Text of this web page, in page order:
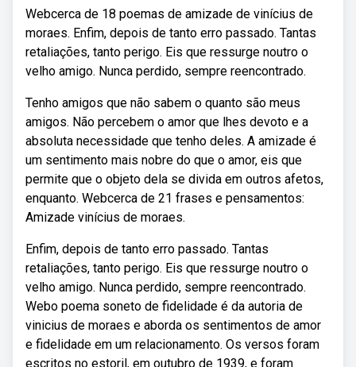
Webcerca de 18 poemas de amizade de vinícius de
moraes. Enfim, depois de tanto erro passado. Tantas
retaliações, tanto perigo. Eis que ressurge noutro o
velho amigo. Nunca perdido, sempre reencontrado.
Tenho amigos que não sabem o quanto são meus
amigos. Não percebem o amor que lhes devoto e a
absoluta necessidade que tenho deles. A amizade é
um sentimento mais nobre do que o amor, eis que
permite que o objeto dela se divida em outros afetos,
enquanto. Webcerca de 21 frases e pensamentos:
Amizade vinícius de moraes.
Enfim, depois de tanto erro passado. Tantas
retaliações, tanto perigo. Eis que ressurge noutro o
velho amigo. Nunca perdido, sempre reencontrado.
Webo poema soneto de fidelidade é da autoria de
vinicius de moraes e aborda os sentimentos de amor
e fidelidade em um relacionamento. Os versos foram
escritos no estoril, em outubro de 1939, e foram